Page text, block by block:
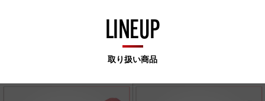
LINEUP
取り扱い商品